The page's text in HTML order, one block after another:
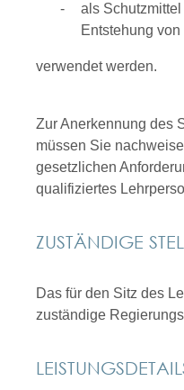
als
Entstehung
verwendet werden.
Zur Anerkennung des
müssen Sie
gesetzlichen
qualifiziertes
ZUSTÄNDIGE
Das für den Sitz des
zuständige